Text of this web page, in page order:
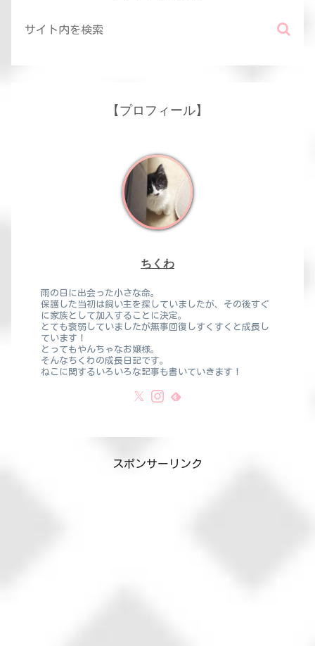
【プロフィール】
ちくわ
雨の日に出会った小さな命。
保護した当初は飼い主を探していましたが、その後すぐ
に家族として加入することに決定。
とても衰弱していましたが無事回復しすくすくと成長し
ています！
とってもやんちゃなお嬢様。
そんなちくわの成長日記です。
ねこに関するいろいろな記事も書いていきます！
スポンサーリンク